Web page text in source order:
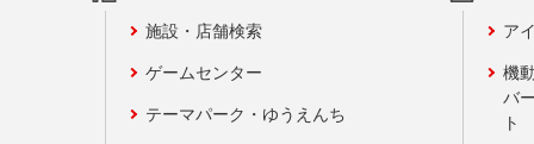
施設・店舗検索
ゲームセンター
テーマパーク・ゆうえんち
ア
機
バ
ト